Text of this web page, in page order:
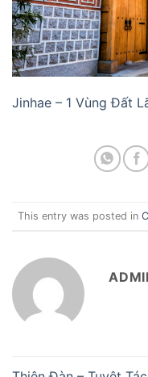
Jinhae – 1 Vùng Đất
This entry was posted in